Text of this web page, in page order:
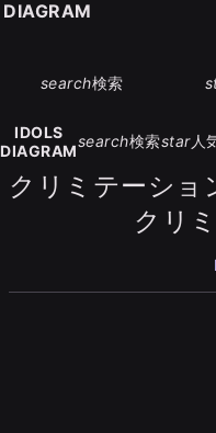
search検索
IDOLS
DIAGRAM
search検索star人
クリミテーショ
クリ